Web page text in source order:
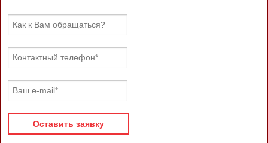
Оставить заявку